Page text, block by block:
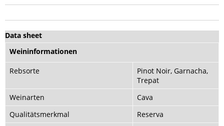
Data sheet
Weininformationen
Rebsorte
Pinot Noir, Garnacha,
Trepat
Weinarten
Cava
Qualitätsmerkmal
Reserva